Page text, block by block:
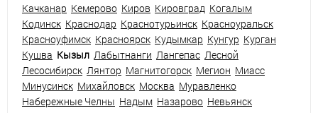
Качканар Кемерово Киров Кировград Когалым
Кодинск Краснодар Краснотурьинск Красноуральск
Красноуфимск Красноярск Кудымкар Кунгур Курган
Кушва Кызыл Лабытнанги Лангепас Лесной
Лесосибирск Лянтор Магнитогорск Мегион Миасс
Минусинск Михайловск Москва Муравленко
Набережные Челны Надым Назарово Невьянск